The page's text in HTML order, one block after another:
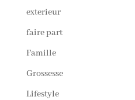
exterieur
faire part
Famille
Grossesse
Lifestyle